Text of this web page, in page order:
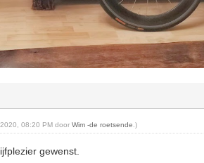
2020, 08:20 PM doorWim -de roetsende .)
gewenst.